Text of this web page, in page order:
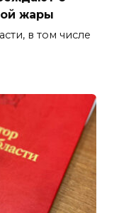
жары
в том числе